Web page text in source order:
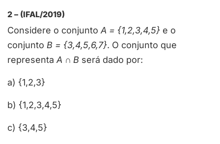
2 – (IFAL/2019)
Considere o conjunto A = {1,2,3,4,5} e o
conjunto B = {3,4,5,6,7}. O conjunto que
representa A ∩ B será dado por:
a) {1,2,3}
b) {1,2,3,4,5}
c) {3,4,5}